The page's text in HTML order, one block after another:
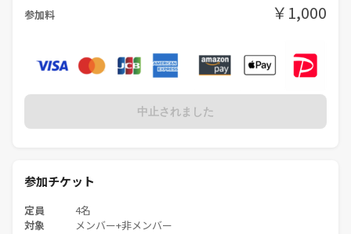
参加料 ￥1,000
中止されました
参加チケット
定員 4名
対象 メンバー+非メンバー